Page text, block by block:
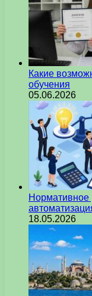
Какие
обучения
05.06.2026
Нормативное
18.05.2026